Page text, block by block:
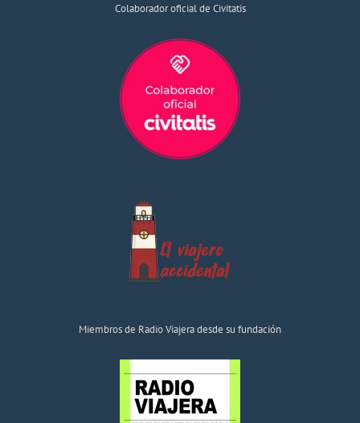
Colaborador oficial de Civitatis
Miembros de Radio Viajera desde su fundación